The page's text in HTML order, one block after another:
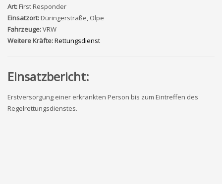
Art:First Responder
Einsatzort:Düringerstraße, Olpe
Fahrzeuge:VRW
Weitere Kräfte:Rettungsdienst
Einsatzbericht:
Erstversorgung einer erkrankten Person bis zum Eintreffen des
Regelrettungsdienstes.